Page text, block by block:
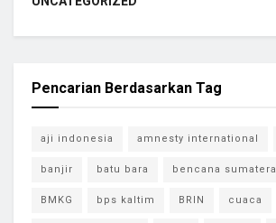
Pencarian Berdasarkan Tag
aji indonesia amnesty international
banjir batu bara bencana sumatera
BMKG bps kaltim BRIN cuaca